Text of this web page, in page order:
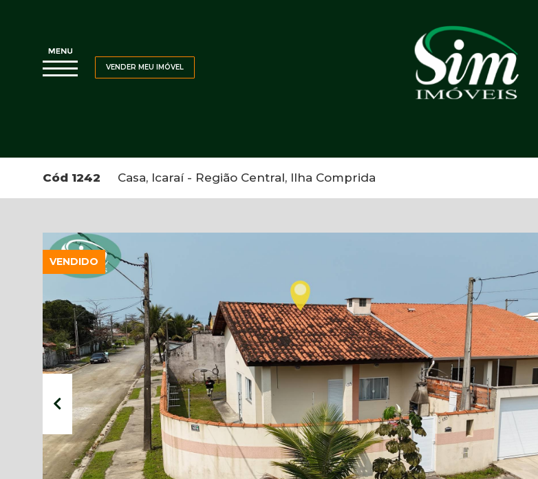
VENDER MEU IMÓVEL
Cód 1242 Casa, Icaraí - Região Central, Ilha Comprida
VENDIDO